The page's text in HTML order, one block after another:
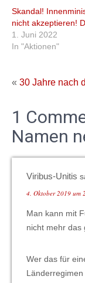
Skandal!
nicht akzeptieren!
1. Juni 2022
In "Aktionen"
« 30 Jahre nach
1
Namen
Viribus-Unitis
4. Oktober 2019 um
Man kann mit
nicht mehr das
Wer das für